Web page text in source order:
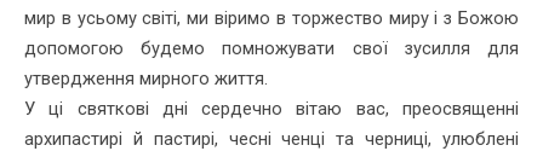
мир в усьому світі, ми віримо в торжество миру і з Божою
допомогою будемо помножувати свої зусилля для
утвердження мирного життя.
У ці святкові дні сердечно вітаю вас, преосвященні
архипастирі й пастирі, чесні ченці та черниці, улюблені